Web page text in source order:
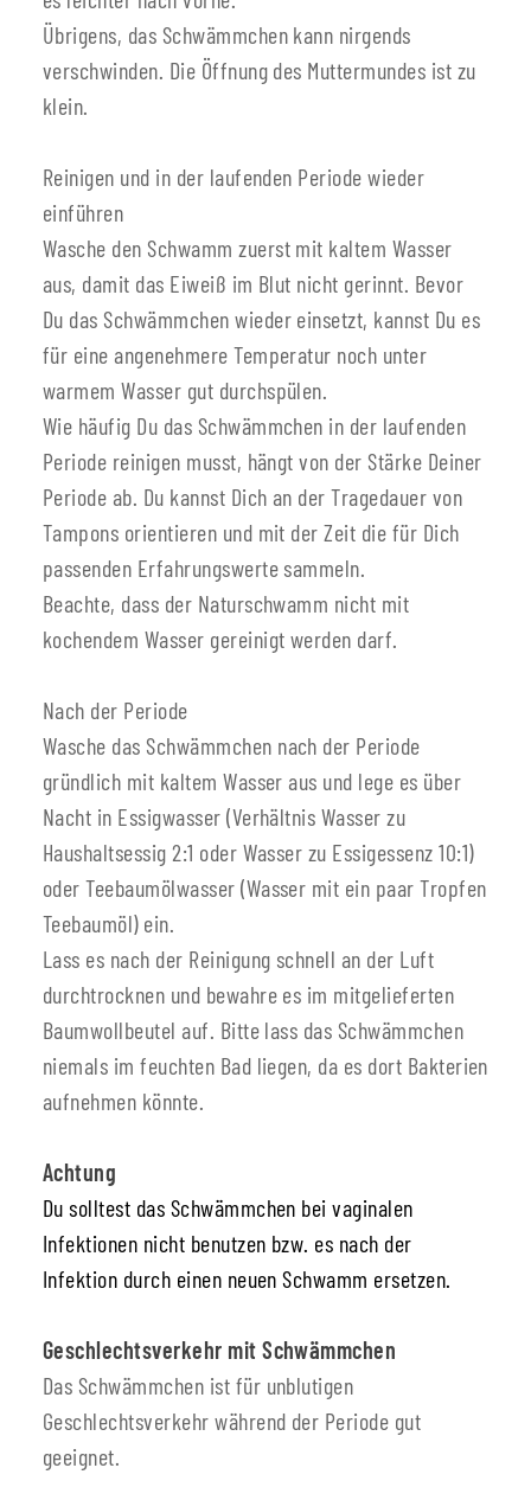
Übrigens, das Schwämmchen kann nirgends
verschwinden. Die Öffnung des Muttermundes ist zu
klein.
Reinigen und in der laufenden Periode wieder
einführen
Wasche den Schwamm zuerst mit kaltem Wasser
aus, damit das Eiweiß im Blut nicht gerinnt. Bevor
Du das Schwämmchen wieder einsetzt, kannst Du es
für eine angenehmere Temperatur noch unter
warmem Wasser gut durchspülen.
Wie häufig Du das Schwämmchen in der laufenden
Periode reinigen musst, hängt von der Stärke Deiner
Periode ab. Du kannst Dich an der Tragedauer von
Tampons orientieren und mit der Zeit die für Dich
passenden Erfahrungswerte sammeln.
Beachte, dass der Naturschwamm nicht mit
kochendem Wasser gereinigt werden darf.
Nach der Periode
Wasche das Schwämmchen nach der Periode
gründlich mit kaltem Wasser aus und lege es über
Nacht in Essigwasser (Verhältnis Wasser zu
Haushaltsessig 2:1 oder Wasser zu Essigessenz 10:1)
oder Teebaumölwasser (Wasser mit ein paar Tropfen
Teebaumöl) ein.
Lass es nach der Reinigung schnell an der Luft
durchtrocknen und bewahre es im mitgelieferten
Baumwollbeutel auf. Bitte lass das Schwämmchen
niemals im feuchten Bad liegen, da es dort Bakterien
aufnehmen könnte.
Achtung
Du solltest das Schwämmchen bei vaginalen
Infektionen nicht benutzen bzw. es nach der
Infektion durch einen neuen Schwamm ersetzen.
Geschlechtsverkehr mit Schwämmchen
Das Schwämmchen ist für unblutigen
Geschlechtsverkehr während der Periode gut
geeignet.